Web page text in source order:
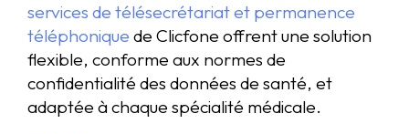
services de télésecrétariat et permanence
téléphonique de Clicfone offrent une solution
flexible, conforme aux normes de
confidentialité des données de santé, et
adaptée à chaque spécialité médicale.